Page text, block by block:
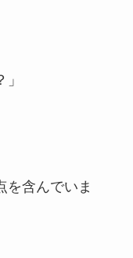
を含んでいま